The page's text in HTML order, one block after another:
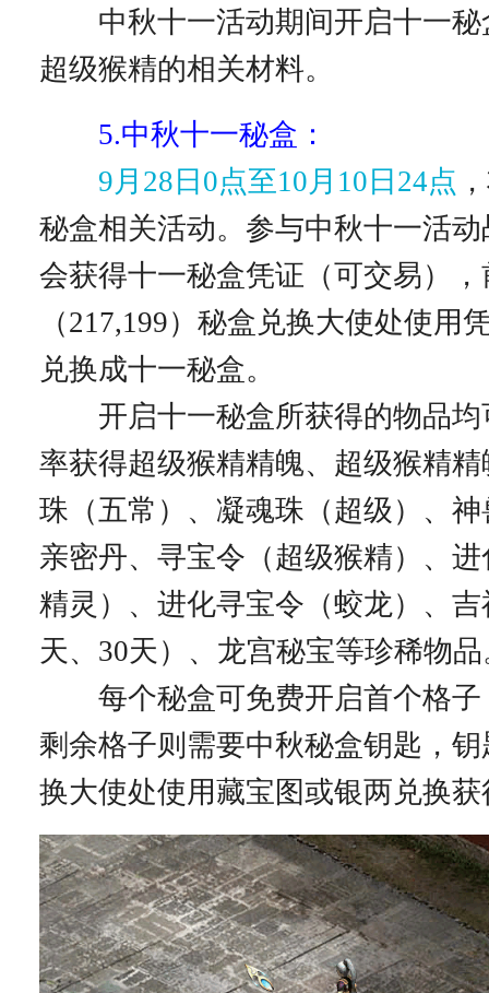
中秋十一活动期间开启十一秘
超级猴精的相关材料。
5.中秋十一秘盒：
9月28日0点至10月10日24点
秘盒相关活动。参与中秋十一活
会获得十一秘盒凭证（可交易）
（217,199）秘盒兑换大使处使用
兑换成十一秘盒。
开启十一秘盒所获得的物品均
率获得超级猴精精魄、超级猴精
珠（五常）、凝魂珠（超级）、
亲密丹、寻宝令（超级猴精）、
精灵）、进化寻宝令（蛟龙）、
天、30天）、龙宫秘宝等珍稀物
每个秘盒可免费开启首个格子
剩余格子则需要中秋秘盒钥匙，
换大使处使用藏宝图或银两兑换获